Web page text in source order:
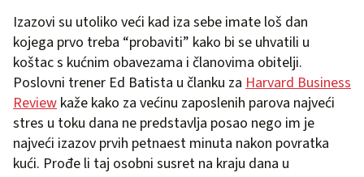
Izazovi su utoliko veći kad iza sebe imate loš dan
kojega prvo treba “probaviti” kako bi se uhvatili u
koštac s kućnim obavezama i članovima obitelji.
Poslovni trener Ed Batista u članku za Harvard Business
Review kaže kako za većinu zaposlenih parova najveći
stres u toku dana ne predstavlja posao nego im je
najveći izazov prvih petnaest minuta nakon povratka
kući. Prođe li taj osobni susret na kraju dana u